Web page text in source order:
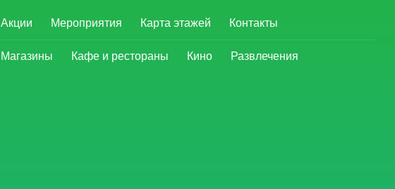
Акции Мероприятия Карта этажей Контакты
Магазины Кафе и рестораны Кино Развлечения